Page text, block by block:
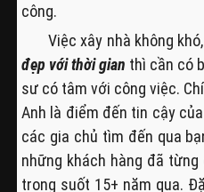
công.
Việc xây nhà không
đẹp với thời gian thì cần có
sư có tâm với công việc.
Anh là điểm đến tin cậy
các gia chủ tìm đến qua
những khách hàng đã
trong suốt 15+ năm qua.